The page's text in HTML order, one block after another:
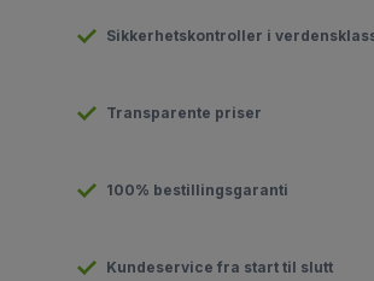
Sikkerhetskontroller i
Transparente priser
100% bestillingsgaranti
Kundeservice fra start til slutt